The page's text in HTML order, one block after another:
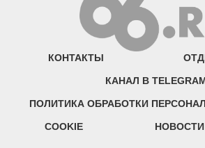
КОНТАКТЫ
КАНАЛ В
ПОЛИТИКА ОБРАБОТКИ
COOKIE